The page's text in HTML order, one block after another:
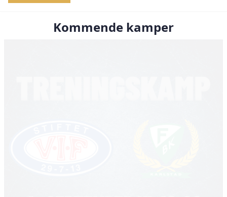
Kommende kamper